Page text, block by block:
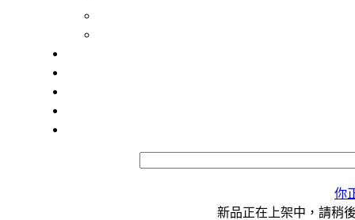
你
新品正在上架中，請稍